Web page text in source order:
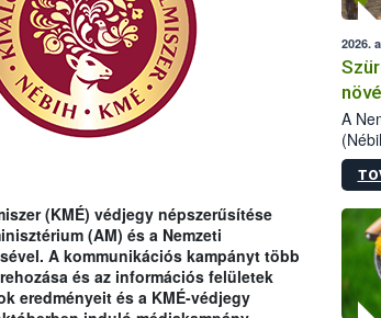
(KMÉ) védjegy népszerűsítése
(AM) és a Nemzeti
A kommunikációs kampányt több
és az információs felületek
eredményeit és a KMÉ-védjegy
2026.
A
Az